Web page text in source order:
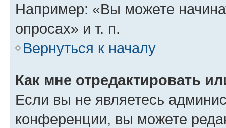
Например: «Вы можете
опросах» и т. п.
Вернуться к началу
Как мне отредактировать
Если вы не являетесь
конференции, вы можете